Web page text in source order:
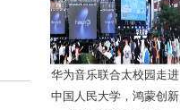
华为音乐联合太校园走进
中国人民大学，鸿蒙创新